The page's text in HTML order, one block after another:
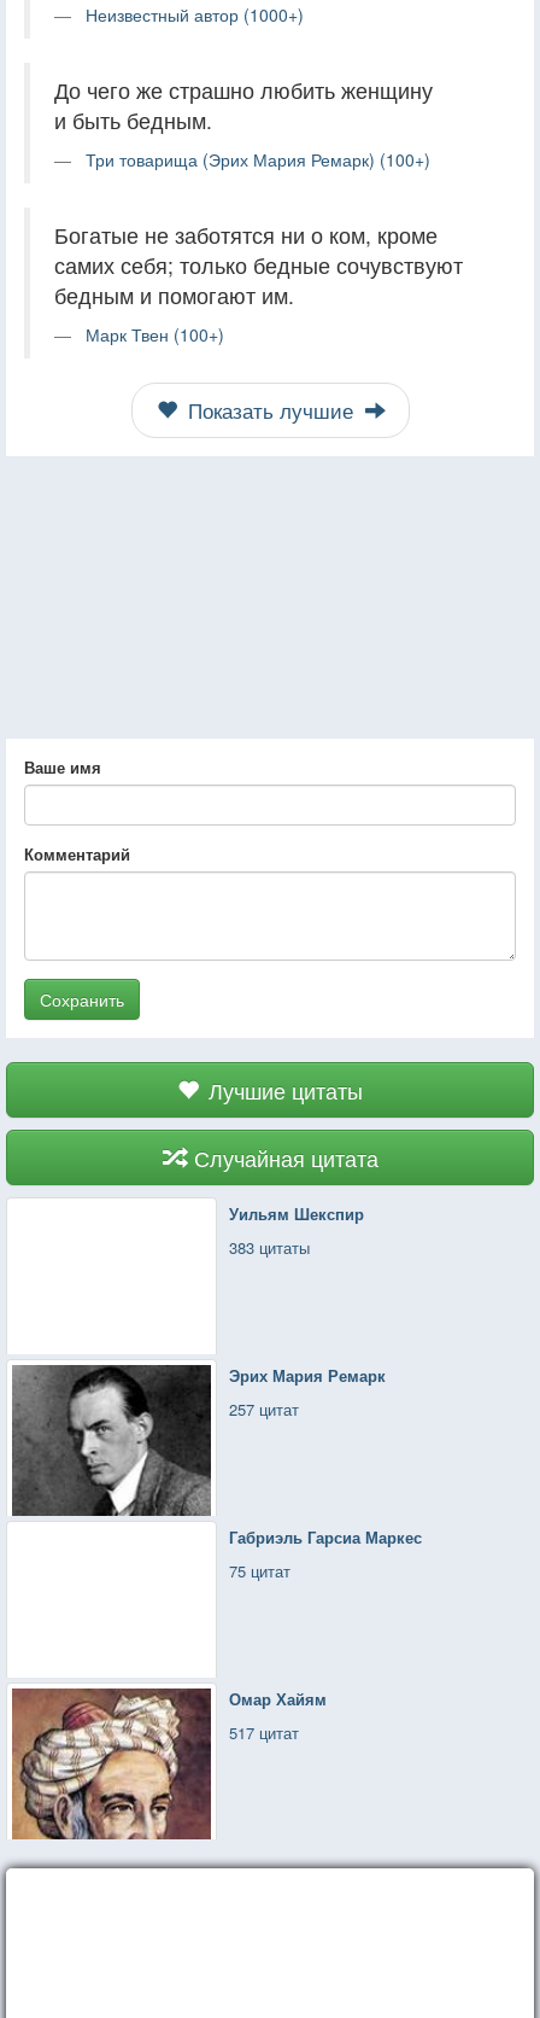
Неизвестный автор (1000+)
До чего же страшно любить женщину
и быть бедным.
Три товарища (Эрих Мария Ремарк) (100+)
Богатые не заботятся ни о ком, кроме
самих себя; только бедные сочувствуют
бедным и помогают им.
Марк Твен (100+)
Показать лучшие
Ваше имя
Комментарий
Сохранить
Лучшие цитаты
Случайная цитата
Уильям Шекспир
383 цитаты
Эрих Мария Ремарк
257 цитат
Габриэль Гарсиа Маркес
75 цитат
Омар Хайям
517 цитат